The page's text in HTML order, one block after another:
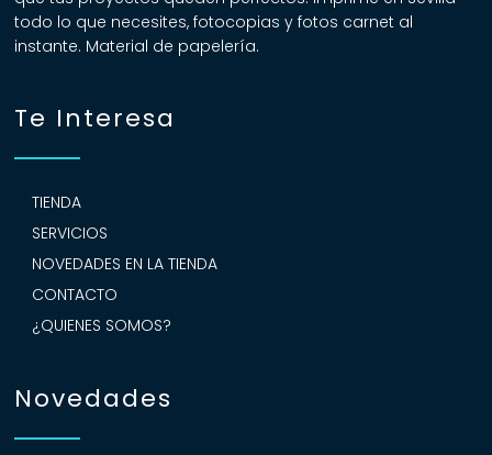
todo lo que necesites, fotocopias y fotos carnet al
instante. Material de papelería.
Te Interesa
TIENDA
SERVICIOS
NOVEDADES EN LA TIENDA
CONTACTO
¿QUIENES SOMOS?
Novedades